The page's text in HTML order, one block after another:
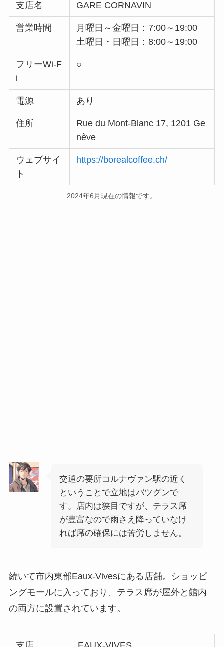
支店名 GARE CORNAVIN
営業時間
月曜日～金曜日：7:00～19:00
土曜日・日曜日：8:00～19:00
フリーWi-F
i
○
電源 あり
住所
Rue du Mont-Blanc 17, 1201 Ge
nève
ウェブサイ
ト
https://borealcoffee.ch/
2024年6月現在の情報です。
交通の要所コルナヴァン駅の近く
ということで立地はバツグンで
す。店内は狭目ですが、テラス席
が豊富なので雨さえ降っていなけ
れば席の確保には苦労しません。
続いて市内東部Eaux-Vivesにある店舗。ショッピ
ングモールに入っており、テラス席が屋外と館内
の両方に設置されています。